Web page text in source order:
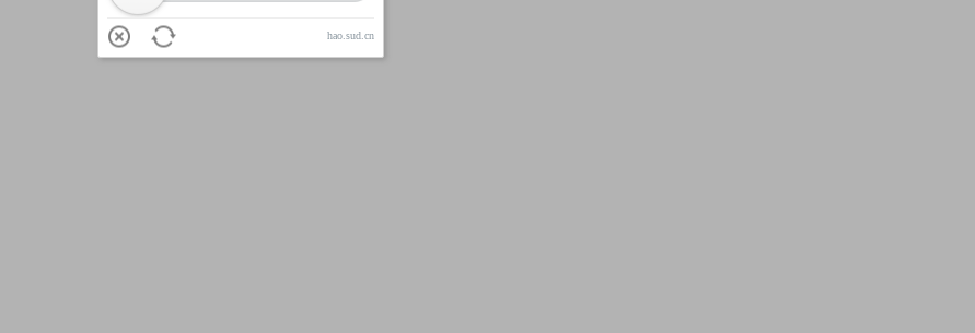
hao.sud.cn